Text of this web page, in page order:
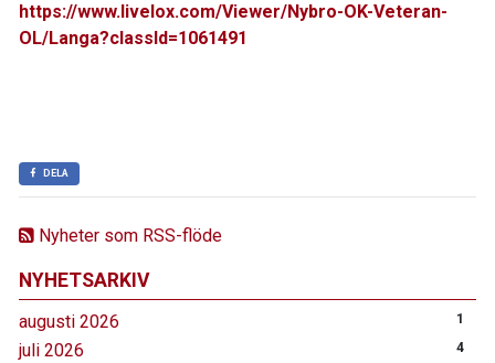
Nyheter som RSS-flöde
NYHETSARKIV
augusti 2026 1
juli 2026 4
https://www.livelox.com/Viewer/Nybro-OK-Veteran-
OL/Langa?classId=1061491
DELA